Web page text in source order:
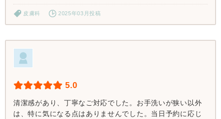
皮膚科 2025年03月投稿
5.0
清潔感があり、丁寧なご対応でした。お手洗いが狭い以外
は、特に気になる点はありませんでした。当日予約に応じ